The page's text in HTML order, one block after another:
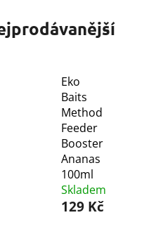
Eko
Baits
Method
Feeder
Booster
Ananas
100ml
Skladem
129 Kč